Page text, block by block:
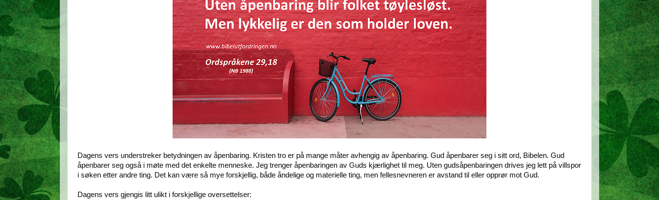
Dagens vers understreker betydningen av åpenbaring. Kristen tro er på mange måter avhengig av åpenbaring. Gud åpenbarer seg i sitt ord, Bibelen. Gud
åpenbarer seg også i møte med det enkelte menneske. Jeg trenger åpenbaringen av Guds kjærlighet til meg. Uten gudsåpenbaringen drives jeg lett på villspor
i søken etter andre ting. Det kan være så mye forskjellig, både åndelige og materielle ting, men fellesnevneren er avstand til eller opprør mot Gud.
Dagens vers gjengis litt ulikt i forskjellige oversettelser: